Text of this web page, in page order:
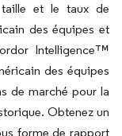
et le taux de
des équipes et
Intelligence™
des équipes
de marché pour la
Obtenez un
forme de rapport